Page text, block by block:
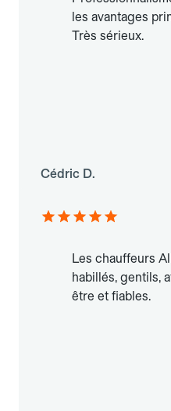
les avantages
Très sérieux.
Cédric D.
Les chauffeurs
habillés, gentils,
être et fiables.